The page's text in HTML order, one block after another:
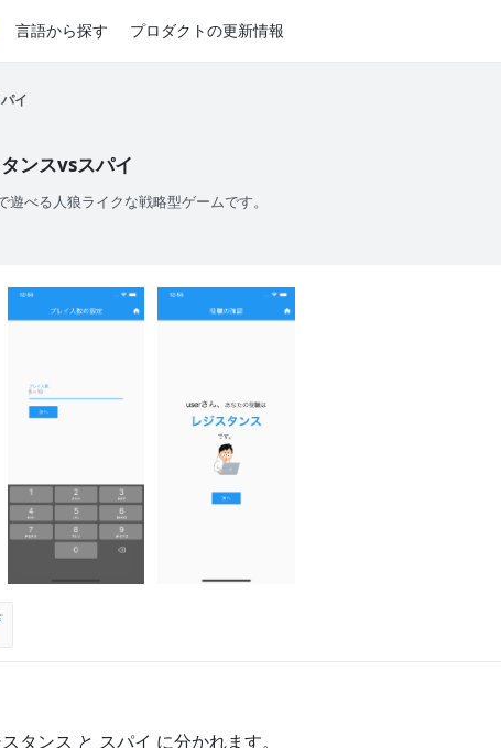
言語から探す プロダクトの更新情報
イ
ンスvsスパイ
遊べる人狼ライクな戦略型ゲームです。
タンス と スパイ に分かれます。